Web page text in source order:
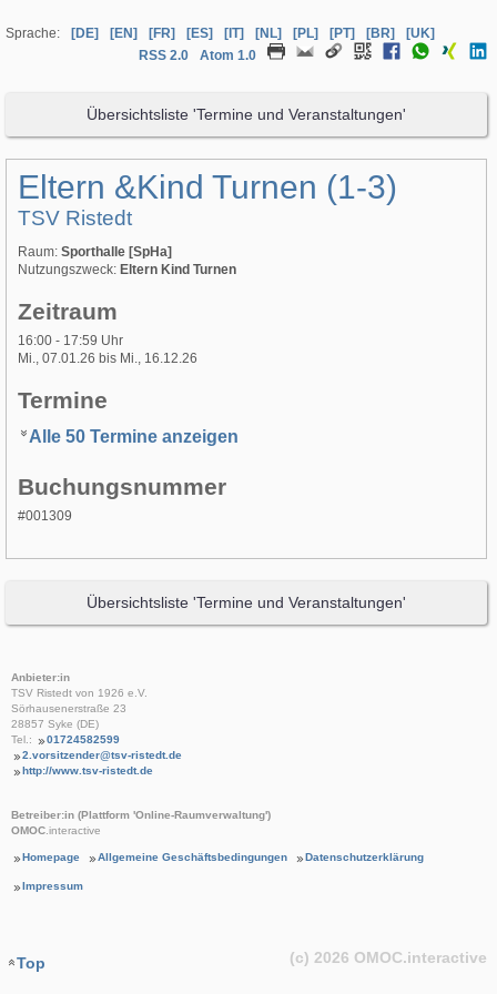
Sprache: [DE] [EN] [FR] [ES] [IT] [NL] [PL] [PT] [BR]
[UK]
RSS 2.0
Atom 1.0
Übersichtsliste 'Termine und Veranstaltungen'
Eltern &Kind Turnen (1-3)
TSV Ristedt
Raum: Sporthalle [SpHa]
Nutzungszweck: Eltern Kind Turnen
Zeitraum
16:00 - 17:59 Uhr
Mi., 07.01.26 bis Mi., 16.12.26
Termine
Alle 50 Termine anzeigen
Buchungsnummer
#001309
Übersichtsliste 'Termine und Veranstaltungen'
Anbieter:in
TSV Ristedt von 1926 e.V.
Sörhausenerstraße 23
28857 Syke (DE)
Tel.:
01724582599
2.vorsitzender@tsv-ristedt.de
http://www.tsv-ristedt.de
Betreiber:in (Plattform 'Online-Raumverwaltung')
OMOC.interactive
Homepage Allgemeine Geschäftsbedingungen Datenschutzerklärung
Impressum
Top (c) 2026 OMOC.interactive